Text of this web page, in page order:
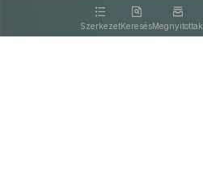
SzerkezetKeresésMegnyitottak
kattintva olvashat.